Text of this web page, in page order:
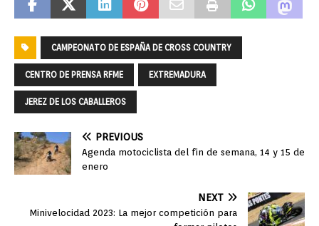
CAMPEONATO DE ESPAÑA DE CROSS COUNTRY
CENTRO DE PRENSA RFME EXTREMADURA
JEREZ DE LOS CABALLEROS
PREVIOUS
Agenda motociclista del fin de semana, 14 y 15 de
enero
NEXT
Minivelocidad 2023: La mejor competición para